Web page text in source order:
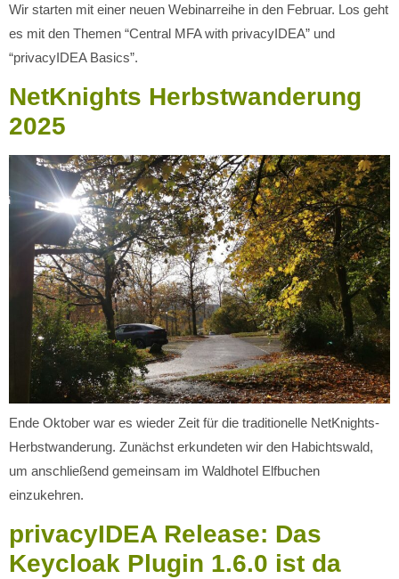
Wir starten mit einer neuen Webinarreihe in den Februar. Los geht
es mit den Themen “Central MFA with privacyIDEA” und
“privacyIDEA Basics”.
NetKnights Herbstwanderung
2025
Ende Oktober war es wieder Zeit für die traditionelle NetKnights-
Herbstwanderung. Zunächst erkundeten wir den Habichtswald,
um anschließend gemeinsam im Waldhotel Elfbuchen
einzukehren.
privacyIDEA Release: Das
Keycloak Plugin 1.6.0 ist da